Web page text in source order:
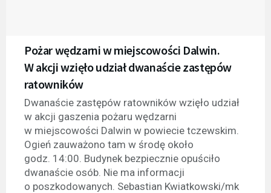
Pożar wędzarni w miejscowości Dalwin.
W akcji wzięło udział dwanaście zastępów
ratowników
Dwanaście zastępów ratowników wzięło udział
w akcji gaszenia pożaru wędzarni
w miejscowości Dalwin w powiecie tczewskim.
Ogień zauważono tam w środę około
godz. 14:00. Budynek bezpiecznie opuściło
dwanaście osób. Nie ma informacji
o poszkodowanych. Sebastian Kwiatkowski/mk